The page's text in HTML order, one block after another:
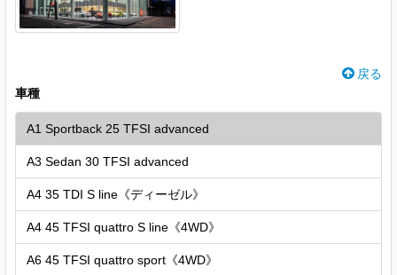
戻る
車種
A1 Sportback 25 TFSI advanced
A3 Sedan 30 TFSI advanced
A4 35 TDI S line《ディーゼル》
A4 45 TFSI quattro S line《4WD》
A6 45 TFSI quattro sport《4WD》